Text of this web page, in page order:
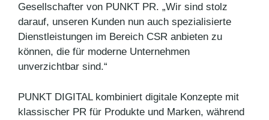
Gesellschafter von PUNKT PR. „Wir sind stolz
darauf, unseren Kunden nun auch spezialisierte
Dienstleistungen im Bereich CSR anbieten zu
können, die für moderne Unternehmen
unverzichtbar sind.“
PUNKT DIGITAL kombiniert digitale Konzepte mit
klassischer PR für Produkte und Marken, während